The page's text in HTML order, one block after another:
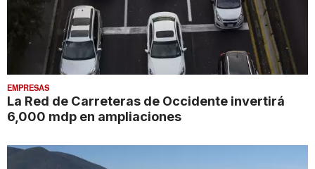
EMPRESAS
La Red de Carreteras de Occidente invertirá
6,000 mdp en ampliaciones